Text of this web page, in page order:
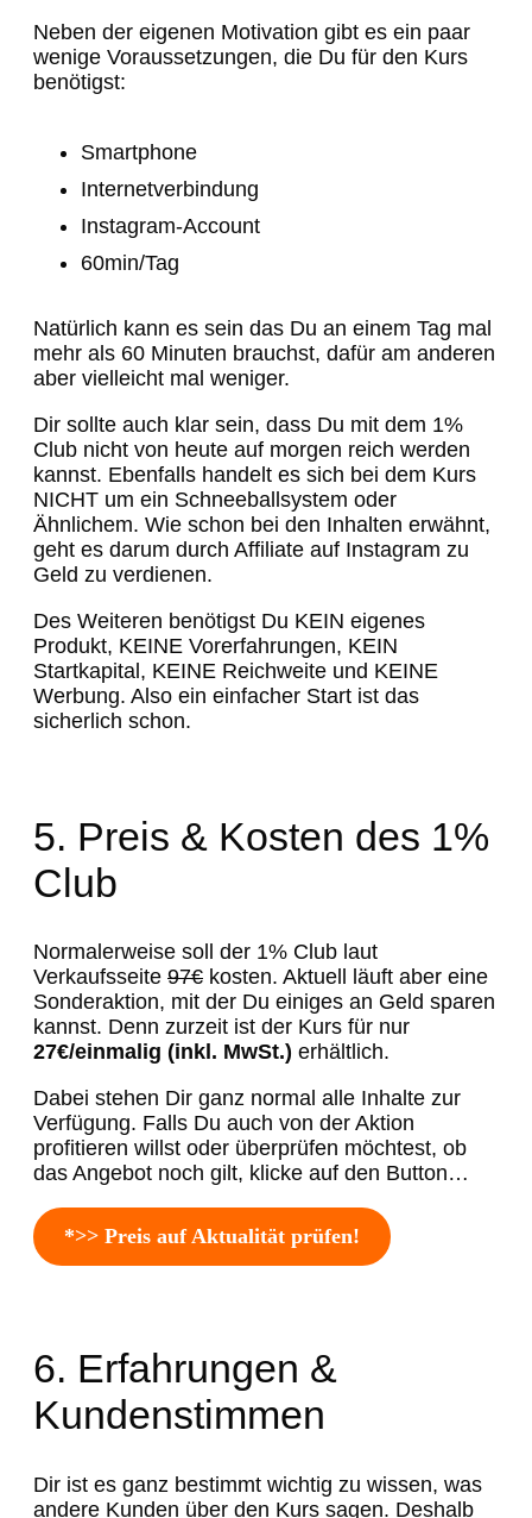
Neben der eigenen Motivation gibt es ein paar
wenige Voraussetzungen, die Du für den Kurs
benötigst:
Smartphone
Internetverbindung
Instagram-Account
60min/Tag
Natürlich kann es sein das Du an einem Tag mal
mehr als 60 Minuten brauchst, dafür am anderen
aber vielleicht mal weniger.
Dir sollte auch klar sein, dass Du mit dem 1%
Club nicht von heute auf morgen reich werden
kannst. Ebenfalls handelt es sich bei dem Kurs
NICHT um ein Schneeballsystem oder
Ähnlichem. Wie schon bei den Inhalten erwähnt,
geht es darum durch Affiliate auf Instagram zu
Geld zu verdienen.
Des Weiteren benötigst Du KEIN eigenes
Produkt, KEINE Vorerfahrungen, KEIN
Startkapital, KEINE Reichweite und KEINE
Werbung. Also ein einfacher Start ist das
sicherlich schon.
5. Preis & Kosten des 1%
Club
Normalerweise soll der 1% Club laut
Verkaufsseite 97€ kosten. Aktuell läuft aber eine
Sonderaktion, mit der Du einiges an Geld sparen
kannst. Denn zurzeit ist der Kurs für nur
27€/einmalig (inkl. MwSt.) erhältlich.
Dabei stehen Dir ganz normal alle Inhalte zur
Verfügung. Falls Du auch von der Aktion
profitieren willst oder überprüfen möchtest, ob
das Angebot noch gilt, klicke auf den Button…
*>> Preis auf Aktualität prüfen!
6. Erfahrungen &
Kundenstimmen
Dir ist es ganz bestimmt wichtig zu wissen, was
andere Kunden über den Kurs sagen. Deshalb